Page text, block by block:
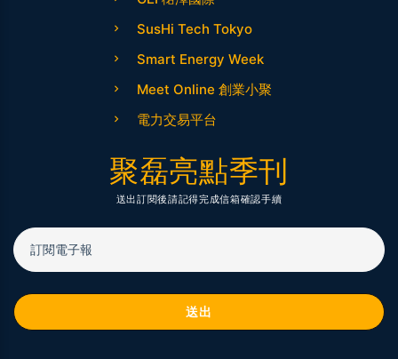
SusHi Tech Tokyo
Smart Energy Week
Meet Online 創業小聚
電力交易平台
聚磊亮點季刊
送出訂閱後請記得完成信箱確認手續
訂閱電子報
送出